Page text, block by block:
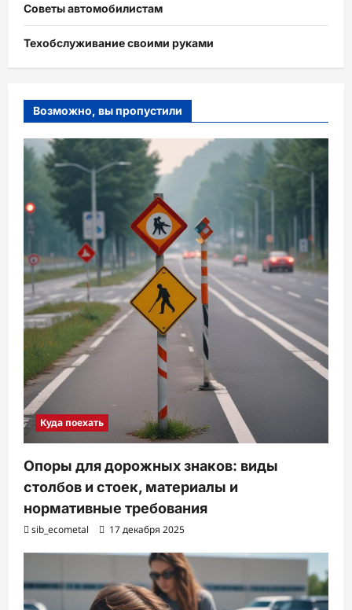
Советы автомобилистам
Техобслуживание своими руками
Возможно, вы пропустили
Куда поехать
Опоры для дорожных знаков: виды
столбов и стоек, материалы и
нормативные требования
sib_ecometal 17 декабря 2025